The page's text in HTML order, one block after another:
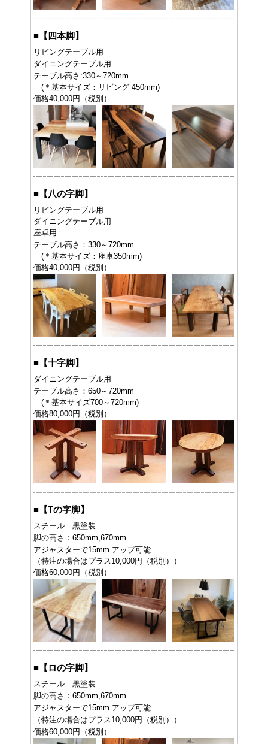
■ 【四本脚】
リビングテーブル用
ダイニングテーブル用
テーブル高さ:330～720mm
(＊基本サイズ：リビング 450mm)
価格40,000円（税別）
■ 【八の字脚】
リビングテーブル用
ダイニングテーブル用
座卓用
テーブル高さ：330～720mm
(＊基本サイズ：座卓350mm)
価格40,000円（税別）
■ 【十字脚】
ダイニングテーブル用
テーブル高さ：650～720mm
(＊基本サイズ700～720mm)
価格80,000円（税別）
■ 【Tの字脚】
スチール 黒塗装
脚の高さ：650mm,670mm
アジャスターで15mm アップ可能
（特注の場合はプラス10,000円（税別））
価格60,000円（税別）
■ 【ロの字脚】
スチール 黒塗装
脚の高さ：650mm,670mm
アジャスターで15mm アップ可能
（特注の場合はプラス10,000円（税別））
価格60,000円（税別）